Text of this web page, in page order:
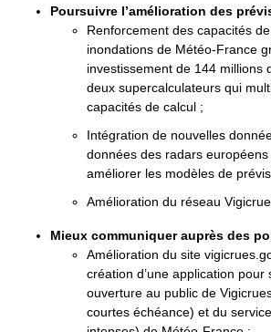
Poursuivre l’amélioration des
Renforcement des capacités
inondations de Météo-France
investissement de 144 millions
deux supercalculateurs qui
capacités de calcul ;
Intégration de nouvelles
données des radars
améliorer les modèles de
Amélioration du réseau
Mieux communiquer auprès des
Amélioration du site
création d’une application pour
ouverture au public de
courtes échéance) et du